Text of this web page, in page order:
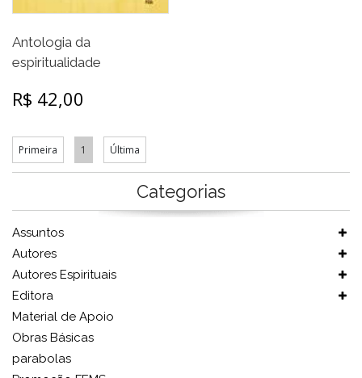
Categorias
Assuntos
Autores
Autores Espirituais
Editora
Material de Apoio
Obras Básicas
parabolas
Antologia da
espiritualidade
R$ 42,00
Primeira 1 Última